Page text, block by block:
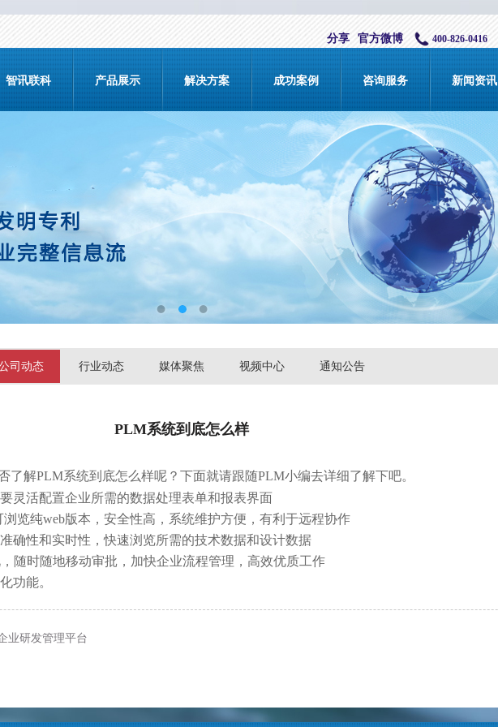
分享 官方微博 400-826-0416
智讯联科 产品展示 解决方案 成功案例 咨询服务 新闻资讯
司动态 行业动态 媒体聚焦 视频中心 通知公告
PLM系统到底怎么样
PLM系统到底怎么样呢？下面就请跟随PLM小编去详细了解下吧。
活配置企业所需的数据处理表单和报表界面
纯web版本，安全性高，系统维护方便，有利于远程协作
性和实时性，快速浏览所需的技术数据和设计数据
时随地移动审批，加快企业流程管理，高效优质工作
功能。
业研发管理平台